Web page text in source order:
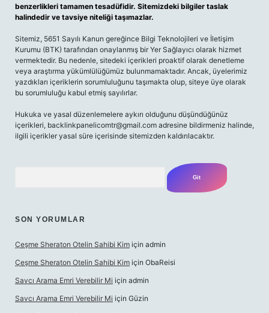
benzerlikleri tamamen tesadüfidir. Sitemizdeki bilgiler taslak
halindedir ve tavsiye niteliği taşımazlar.
Sitemiz, 5651 Sayılı Kanun gereğince Bilgi Teknolojileri ve İletişim
Kurumu (BTK) tarafından onaylanmış bir Yer Sağlayıcı olarak hizmet
vermektedir. Bu nedenle, sitedeki içerikleri proaktif olarak denetleme
veya araştırma yükümlülüğümüz bulunmamaktadır. Ancak, üyelerimiz
yazdıkları içeriklerin sorumluluğunu taşımakta olup, siteye üye olarak
bu sorumluluğu kabul etmiş sayılırlar.
Hukuka ve yasal düzenlemelere aykırı olduğunu düşündüğünüz
içerikleri, backlinkpanelicomtr@gmail.com adresine bildirmeniz halinde,
ilgili içerikler yasal süre içerisinde sitemizden kaldırılacaktır.
SON YORUMLAR
Çeşme Sheraton Otelin Sahibi Kim için admin
Çeşme Sheraton Otelin Sahibi Kim için ObaReisi
Savcı Arama Emri Verebilir Mi için admin
Savcı Arama Emri Verebilir Mi için Güzin